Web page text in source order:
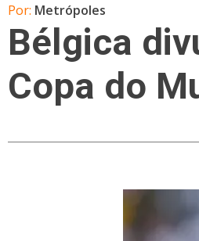
Por: Metrópoles
Bélgica
Copa do